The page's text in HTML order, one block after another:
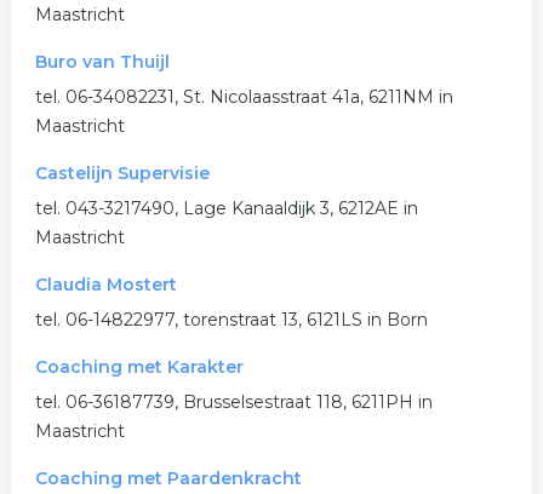
Maastricht
Buro van Thuijl
tel. 06-34082231, St. Nicolaasstraat 41a, 6211NM in
Maastricht
Castelijn Supervisie
tel. 043-3217490, Lage Kanaaldijk 3, 6212AE in
Maastricht
Claudia Mostert
tel. 06-14822977, torenstraat 13, 6121LS in Born
Coaching met Karakter
tel. 06-36187739, Brusselsestraat 118, 6211PH in
Maastricht
Coaching met Paardenkracht